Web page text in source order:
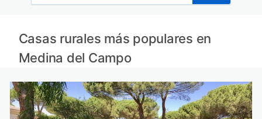
Casas rurales más populares en
Medina del Campo